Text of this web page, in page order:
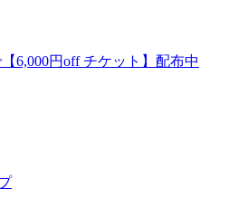
6,000円off チケット】配布中